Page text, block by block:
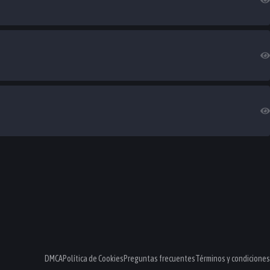
DMCAPolítica de CookiesPreguntas frecuentesTérminos y condiciones